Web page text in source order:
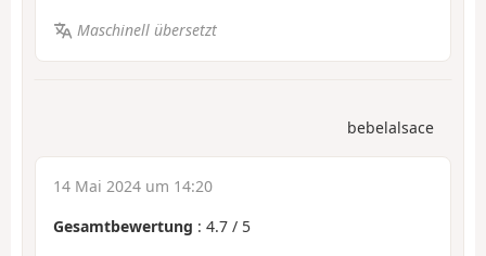
Maschinell übersetzt
bebelalsace
14 Mai 2024 um 14:20
Gesamtbewertung : 4.7 / 5